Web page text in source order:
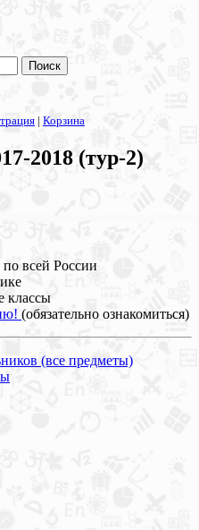
| Корзина
2018 (тур-2)
всей России
классы
(обязательно ознакомиться)
(все предметы)